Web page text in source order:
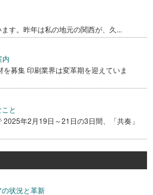
す。昨年は私の地元の関西が、久...
内
募集 印刷業界は変革期を迎えていま
と
年2月19日～21日の3日間、「共奏」
の状況と革新